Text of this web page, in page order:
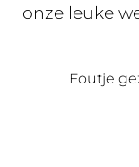
onze leuke
Foutje